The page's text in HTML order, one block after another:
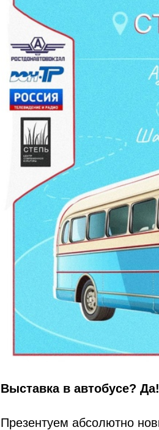
Выставка в автобусе? Да!
Презентуем абсолютно